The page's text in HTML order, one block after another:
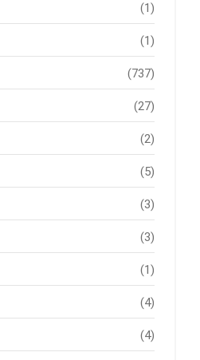
(1)
(1)
(737)
(27)
(2)
(5)
(3)
(3)
(1)
(4)
(4)